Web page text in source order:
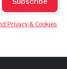
Privacy & Cookies